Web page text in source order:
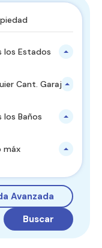
los Estados
Cant. Garajes
los Baños
máx
Avanzada
Buscar